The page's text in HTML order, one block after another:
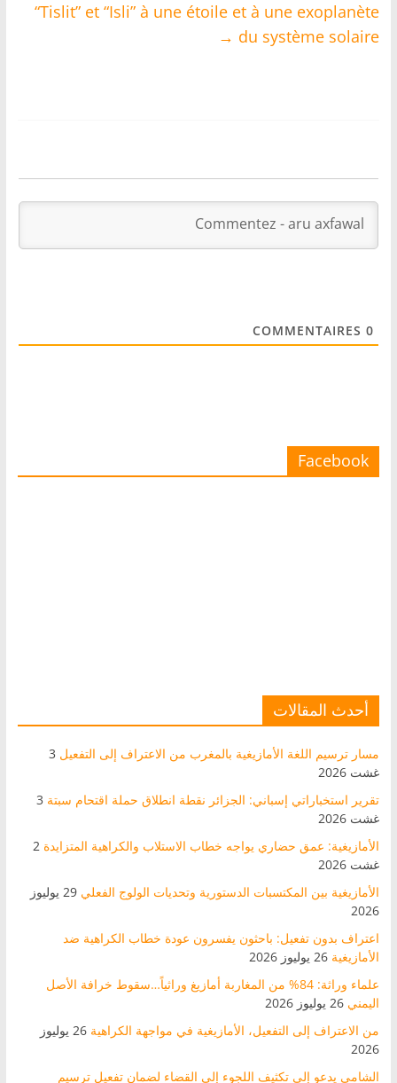
“Tislit” et “Isli” à une étoile et à une exoplanète
du système solaire
→
0
COMMENTAIRES
Facebook
أحدث المقالات
مسار ترسيم اللغة الأمازيغية بالمغرب من الاعتراف إلى التفعيل 3
غشت 2026
تقرير استخباراتي إسباني: الجزائر نقطة انطلاق حملة اقتحام سبتة 3
غشت 2026
الأمازيغية: عمق حضاري يواجه خطاب الاستلاب والكراهية المتزايدة 2
غشت 2026
الأمازيغية بين المكتسبات الدستورية وتحديات الولوج الفعلي
29 يوليوز
2026
اعتراف بدون تفعيل: باحثون يفسرون عودة خطاب الكراهية ضد
الأمازيغية 26 يوليوز 2026
علماء وراثة: 84% من المغاربة أمازيغ وراثياً…سقوط خرافة الأصل
اليمني 26 يوليوز 2026
من الاعتراف إلى التفعيل، الأمازيغية في مواجهة الكراهية
26 يوليوز
2026
الشامي يدعو إلى تكثيف اللجوء إلى القضاء لضمان تفعيل ترسيم